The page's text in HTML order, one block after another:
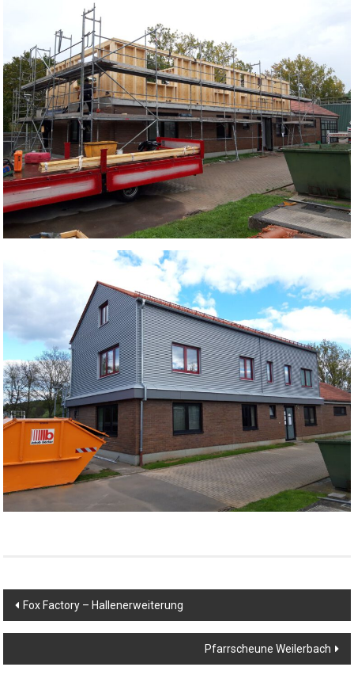
Beitragsnavigation
Fox Factory – Hallenerweiterung
Pfarrscheune Weilerbach